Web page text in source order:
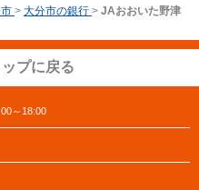
> 大分市の銀行 > JAおおいた野津
プに戻る
～18:00